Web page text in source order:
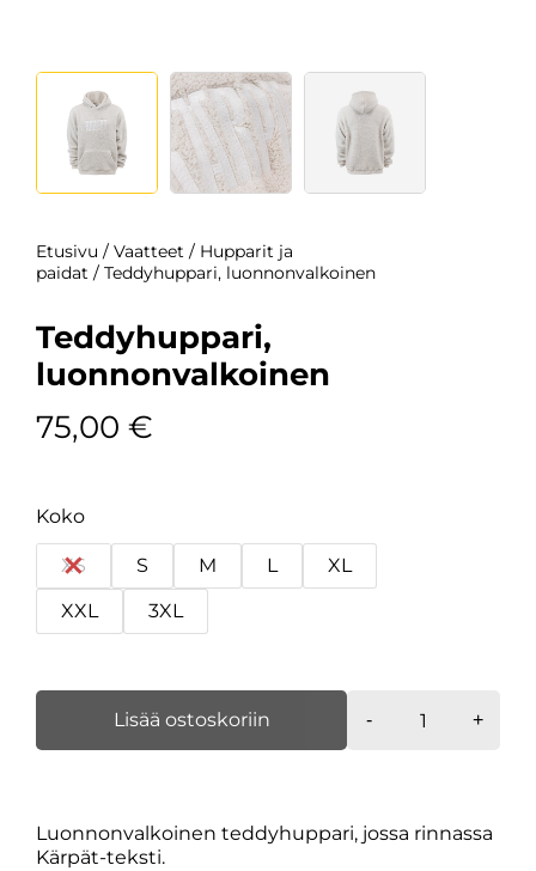
Etusivu / Vaatteet / Hupparit ja
paidat / Teddyhuppari, luonnonvalkoinen
Teddyhuppari,
luonnonvalkoinen
75,00 €
Koko
XS S M L
XL
XXL
3XL
-
Teddyhuppari,
+
Lisää ostoskoriin
Luonnonvalkoinen teddyhuppari, jossa rinnassa
Kärpät-teksti.